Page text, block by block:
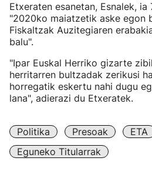
Etxeraten esanetan, Esnalek,
"2020ko maiatzetik aske egon
Fiskaltzak Auzitegiaren
balu".
"Ipar Euskal Herriko gizarte
herritarren bultzadak zerikusi
horregatik eskertu nahi dugu
lana", adierazi du Etxeratek.
Politika Presoak
ETA
Eguneko Titularrak